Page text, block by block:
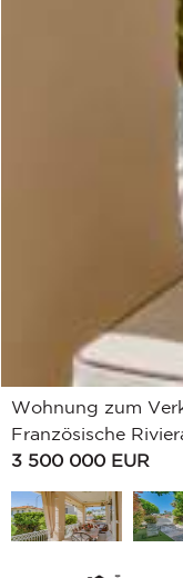
Wohnung zum
Französische
3 500 000 EUR